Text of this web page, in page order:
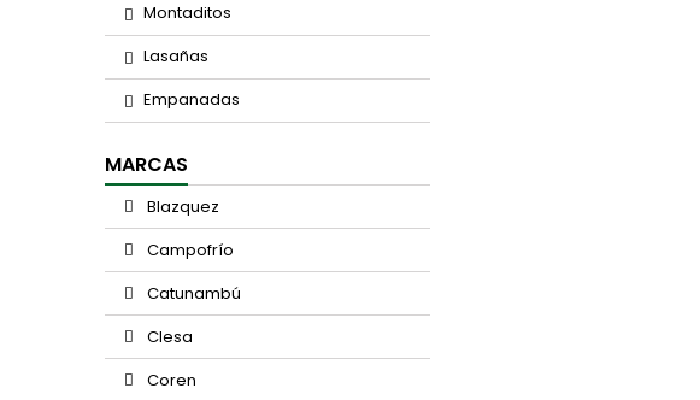
Montaditos
Lasañas
Empanadas
MARCAS
Blazquez
Campofrío
Catunambú
Clesa
Coren